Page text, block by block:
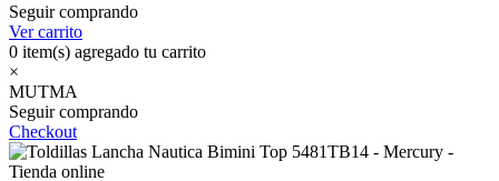
Seguir comprando
Ver carrito
0 item(s) agregado tu carrito
×
MUTMA
Seguir comprando
Checkout